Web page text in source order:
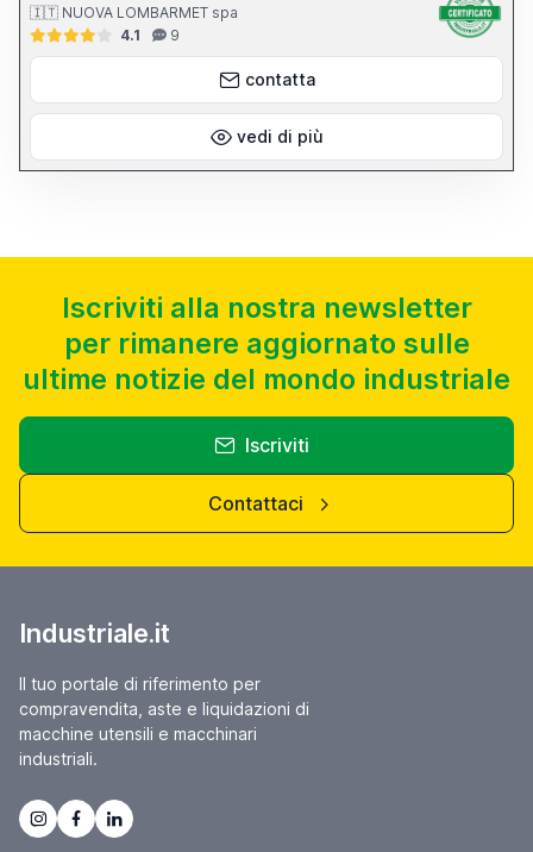
🇮🇹 NUOVA LOMBARMET spa
4.1
9
contatta
vedi di più
Iscriviti alla nostra newsletter
per rimanere aggiornato sulle
ultime notizie del mondo industriale
Iscriviti
Contattaci
Industriale.it
Il tuo portale di riferimento per
compravendita, aste e liquidazioni di
macchine utensili e macchinari
industriali.